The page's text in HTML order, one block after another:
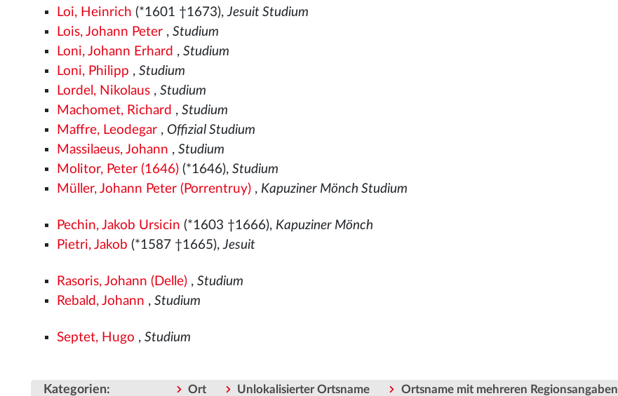
Loi, Heinrich (*1601 †1673),Jesuit Studium
Lois, Johann Peter ,Studium
Loni, Johann Erhard ,Studium
Loni, Philipp ,Studium
Lordel, Nikolaus ,Studium
Machomet, Richard ,Studium
Maffre, Leodegar , Offizial Studium
Massilaeus, Johann ,Studium
Molitor, Peter (1646) (*1646),Studium
Müller, Johann Peter (Porrentruy) , Kapuziner Mönch Studium
Pechin, Jakob Ursicin (*1603 †1666), Kapuziner Mönch
Pietri, Jakob (*1587 †1665),Jesuit
Rasoris, Johann (Delle) ,Studium
Rebald, Johann ,Studium
Septet, Hugo ,Studium
Kategorien: Ort Unlokalisierter Ortsname Ortsname mit mehreren Regionsangaben